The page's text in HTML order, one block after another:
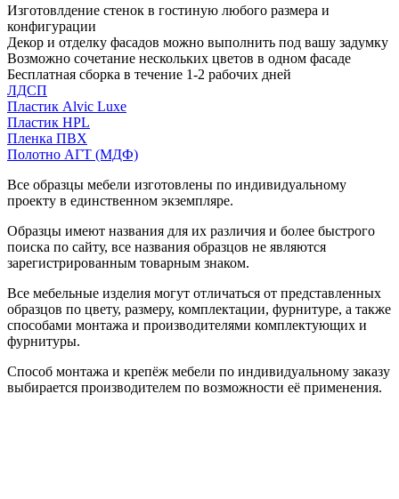
Изготовлдение стенок в гостиную любого размера и
конфигурации
Декор и отделку фасадов можно выполнить под вашу задумку
Возможно сочетание нескольких цветов в одном фасаде
Бесплатная сборка в течение 1-2 рабочих дней
ЛДСП
Пластик Alvic Luxe
Пластик HPL
Пленка ПВХ
Полотно АГТ (МДФ)
Все образцы мебели изготовлены по индивидуальному
проекту в единственном экземпляре.
Образцы имеют названия для их различия и более быстрого
поиска по сайту, все названия образцов не являются
зарегистрированным товарным знаком.
Все мебельные изделия могут отличаться от представленных
образцов по цвету, размеру, комплектации, фурнитуре, а также
способами монтажа и производителями комплектующих и
фурнитуры.
Способ монтажа и крепёж мебели по индивидуальному заказу
выбирается производителем по возможности её применения.